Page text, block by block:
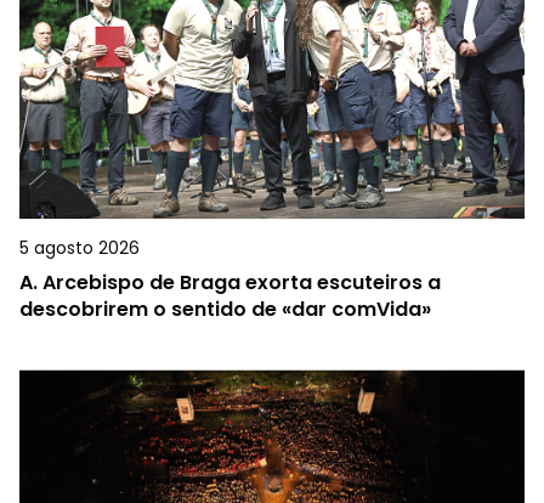
5 agosto 2026
A.Arcebispo de Braga exorta escuteiros a
descobrirem o sentido de «dar comVida»